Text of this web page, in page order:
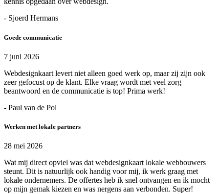
- Sjoerd Hermans
Goede communicatie
7 juni 2026
Webdesignkaart levert niet alleen goed werk op, maar zij zijn ook
zeer gefocust op de klant. Elke vraag wordt met veel zorg
beantwoord en de communicatie is top! Prima werk!
- Paul van de Pol
Werken met lokale partners
28 mei 2026
Wat mij direct opviel was dat webdesignkaart lokale webbouwers
steunt. Dit is natuurlijk ook handig voor mij, ik werk graag met
lokale ondernemers. De offertes heb ik snel ontvangen en ik mocht
op mijn gemak kiezen en was nergens aan verbonden. Super!